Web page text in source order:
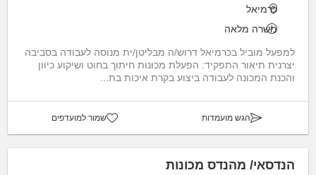
כרמיאל
משרה מלאה
למפעל מוביל בכרמיאל דרוש/ה מבליטן/ית מנוסה לעבודה בסביבה
יצרנית תיאור התפקיד: הפעלת מכונות חיתוך בחוט ושיקוע כיוון
והכנת המכונה לעבודה ביצוע בקרת איכות בת...
הגש מועמדות שמור למועדפים
הנדסאי/ מהנדס מכונות